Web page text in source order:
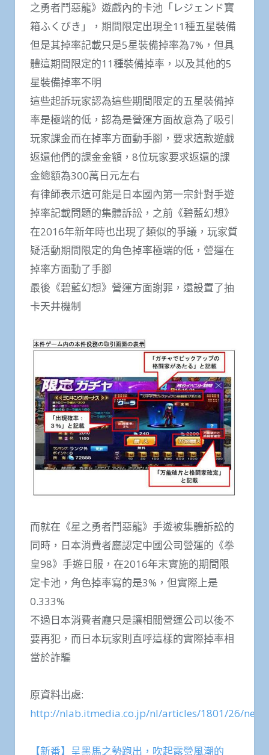
之勇者鬥惡龍》遊戲內的卡池「レジェンド寶
箱ふくびき」，期間限定出現全11種五星裝備
但是其掉率記載只是5星裝備掉率為7%，但具
體這期間限定的11種裝備掉率，以及其他的5
星裝備掉率不明
這些起訴玩家認為這些期間限定的五星裝備掉
率是極端的低，認為是營運方面故意為了吸引
玩家課金而在掉率方面動手腳，要求這款遊戲
返還他們的課金金額，8位玩家要求返還的課
金總額為300萬日元左右
有律師表示這可能是日本國內第一宗針對手遊
掉率記載問題的集體訴訟，之前《碧藍幻想》
在2016年新年時也出現了類似的爭議，玩家質
疑活動期間限定的角色掉率極端的低，營運在
掉率方面動了手腳
最後《碧藍幻想》營運方面謝罪，還設置了抽
卡天井機制
而就在《星之勇者鬥惡龍》手遊被集體訴訟的
同時，日本消費者廳認定中國公司營運的《拳
皇98》手遊日服，在2016年末實施的期間限
定卡池，角色掉率寫的是3%，但實際上是
0.333%
不過日本消費者廳只是讓相關營運公司以後不
要再犯，而日本玩家則直呼這樣的實際掉率相
當於詐騙
原資料出處:
http://nlab.itmedia.co.jp/nl/articles/1801/26/
【新番】呈黑馬之勢跑出，吹起露營風潮的